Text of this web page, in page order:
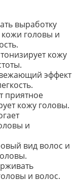
выработку
головы и
кожу
эффект
приятное
кожу головы.
и
вид волос и
и волос.